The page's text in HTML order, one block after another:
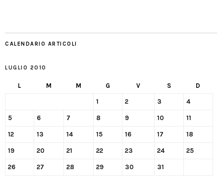
CALENDARIO ARTICOLI
LUGLIO 2010
L M M G V S D
1 2 3 4
5 6 7 8 9 10 11
12 13 14 15 16 17 18
19 20 21 22 23 24 25
26 27 28 29 30 31